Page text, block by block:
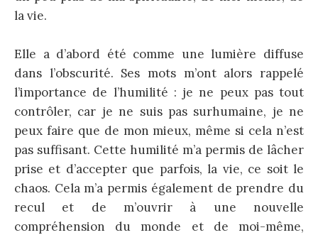
la vie.
Elle a d’abord été comme une lumière diffuse
dans l’obscurité. Ses mots m’ont alors rappelé
l’importance de l’humilité : je ne peux pas tout
contrôler, car je ne suis pas surhumaine, je ne
peux faire que de mon mieux, même si cela n’est
pas suffisant. Cette humilité m’a permis de lâcher
prise et d’accepter que parfois, la vie, ce soit le
chaos. Cela m’a permis également de prendre du
recul et de m’ouvrir à une nouvelle
compréhension du monde et de moi-même,